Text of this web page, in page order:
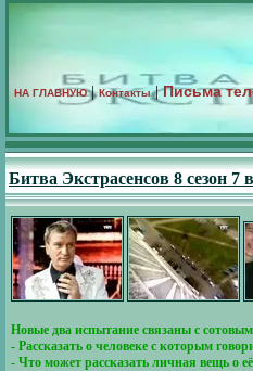
НА ГЛАВНУЮ|Контакты|Письма
Битва Экстрасенсов 8 сезон 7
Новые два испытание связаны с
- Рассказать о человеке с которым
- Что может рассказать личная вещь о